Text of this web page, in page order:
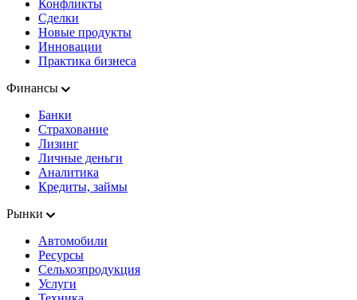
Конфликты
Сделки
Новые продукты
Инновации
Практика бизнеса
Финансы
Банки
Страхование
Лизинг
Личные деньги
Аналитика
Кредиты, займы
Рынки
Автомобили
Ресурсы
Сельхозпродукция
Услуги